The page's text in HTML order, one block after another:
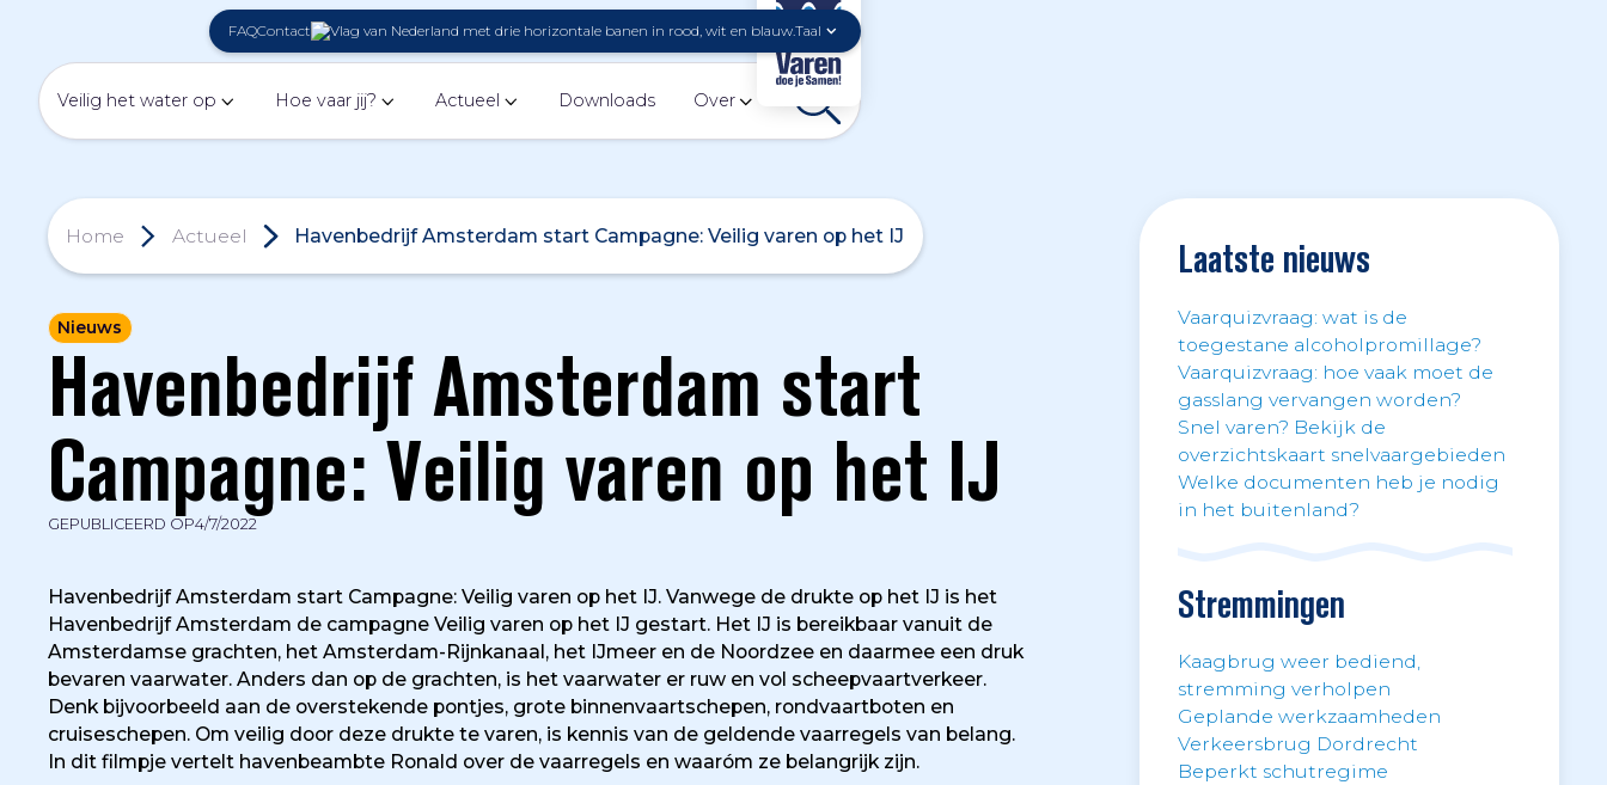
FAQContact Taal
Veilig het water op Hoe vaar jij? Actueel Downloads Over
Home Actueel Havenbedrijf Amsterdam start Campagne: Veilig varen op het IJ
Nieuws
Havenbedrijf Amsterdam start
Campagne: Veilig varen op het IJ
GEPUBLICEERD OP4/7/2022
Havenbedrijf Amsterdam start Campagne: Veilig varen op het IJ. Vanwege de drukte op het IJ is het
Havenbedrijf Amsterdam de campagne Veilig varen op het IJ gestart. Het IJ is bereikbaar vanuit de
Amsterdamse grachten, het Amsterdam-Rijnkanaal, het IJmeer en de Noordzee en daarmee een druk
bevaren vaarwater. Anders dan op de grachten, is het vaarwater er ruw en vol scheepvaartverkeer.
Denk bijvoorbeeld aan de overstekende pontjes, grote binnenvaartschepen, rondvaartboten en
cruiseschepen. Om veilig door deze drukte te varen, is kennis van de geldende vaarregels van belang.
In dit filmpje vertelt havenbeambte Ronald over de vaarregels en waaróm ze belangrijk zijn.
Laatste nieuws
Vaarquizvraag: wat is de
toegestane alcoholpromillage?
Vaarquizvraag: hoe vaak moet de
gasslang vervangen worden?
Snel varen? Bekijk de
overzichtskaart snelvaargebieden
Welke documenten heb je nodig
in het buitenland?
Stremmingen
Kaagbrug weer bediend,
stremming verholpen
Geplande werkzaamheden
Verkeersbrug Dordrecht
Beperkt schutregime